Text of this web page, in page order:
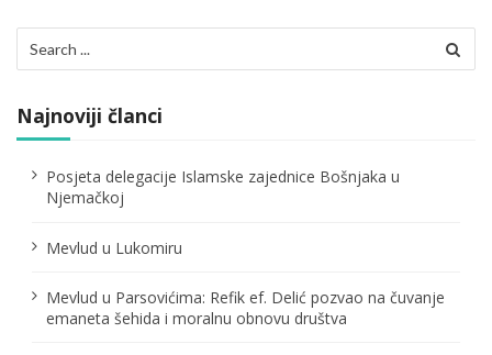
c
i
a
č
a
n
for:
Najnoviji članci
Posjeta delegacije Islamske zajednice Bošnjaka u
Njemačkoj
Mevlud u Lukomiru
Mevlud u Parsovićima: Refik ef. Delić pozvao na čuvanje
emaneta šehida i moralnu obnovu društva